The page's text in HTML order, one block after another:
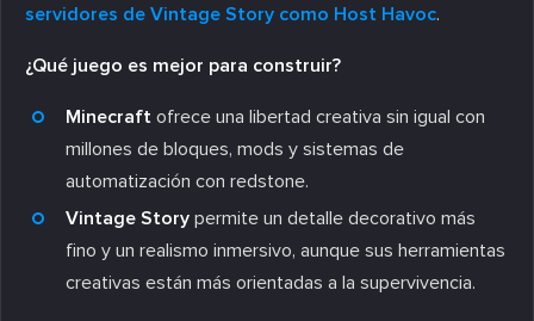
servidores de Vintage Story como Host Havoc.
¿Qué juego es mejor para construir?
Minecraft ofrece una libertad creativa sin igual con
millones de bloques, mods y sistemas de
automatización con redstone.
Vintage Story permite un detalle decorativo más
fino y un realismo inmersivo, aunque sus herramientas
creativas están más orientadas a la supervivencia.